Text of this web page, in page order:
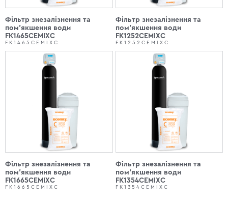
Фільтр знезалізнення та
пом'якшення води
FK1465CEMIXC
FK1465CEMIXC
Фільтр знезалізнення та
пом'якшення води
FK1252CEMIXC
FK1252CEMIXC
Фільтр знезалізнення та
пом'якшення води
FK1665CEMIXC
FK1665CEMIXC
Фільтр знезалізнення та
пом'якшення води
FK1354CEMIXC
FK1354CEMIXC